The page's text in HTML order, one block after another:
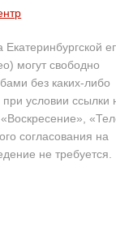
могут свободно
без каких-либо
условии ссылки
согласования на
не требуется.